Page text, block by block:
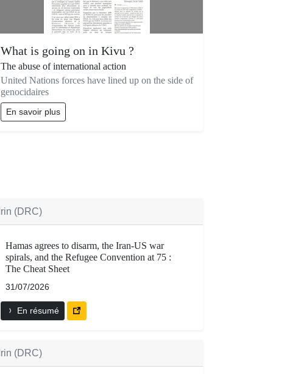
What is going on in Kivu ?
The abuse of international action
United Nations forces have lined up on the side of
genocidaires
En savoir plus
Irin (DRC)
Hamas agrees to disarm, the Iran-US war
spirals, and the Refugee Convention at 75 :
The Cheat Sheet
31/07/2026
En résumé
Irin (DRC)